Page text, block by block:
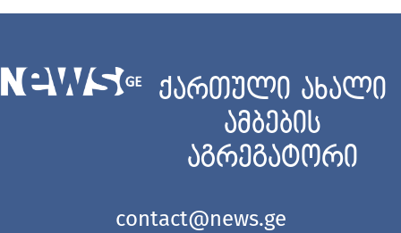
ქართული ახალი
ამბების
აგრეგატორი
contact@news.ge